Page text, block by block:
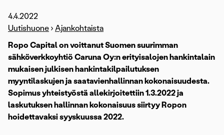
4.4.2022
Uutishuone › Ajankohtaista
Ropo Capital on voittanut Suomen suurimman
sähköverkkoyhtiö Caruna Oy:n erityisalojen hankintalain
mukaisen julkisen hankintakilpailutuksen
myyntilaskujen ja saatavienhallinnan kokonaisuudesta.
Sopimus yhteistyöstä allekirjoitettiin 1.3.2022 ja
laskutuksen hallinnan kokonaisuus siirtyy Ropon
hoidettavaksi syyskuussa 2022.